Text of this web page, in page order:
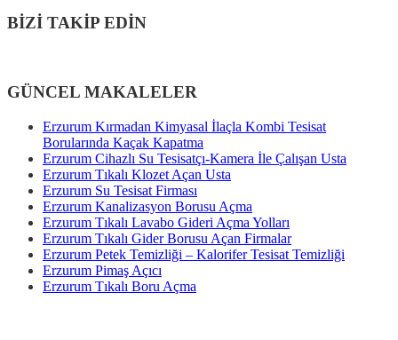
BİZİ TAKİP EDİN
GÜNCEL MAKALELER
Erzurum Kırmadan Kimyasal İlaçla Kombi Tesisat
Borularında Kaçak Kapatma
Erzurum Cihazlı Su Tesisatçı-Kamera İle Çalışan Usta
Erzurum Tıkalı Klozet Açan Usta
Erzurum Su Tesisat Firması
Erzurum Kanalizasyon Borusu Açma
Erzurum Tıkalı Lavabo Gideri Açma Yolları
Erzurum Tıkalı Gider Borusu Açan Firmalar
Erzurum Petek Temizliği – Kalorifer Tesisat Temizliği
Erzurum Pimaş Açıcı
Erzurum Tıkalı Boru Açma